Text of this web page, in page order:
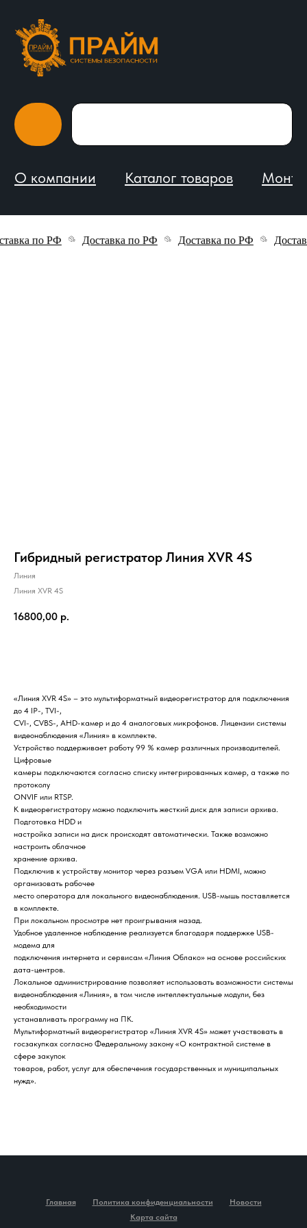
О компании
Home Catalog Favorites Cart
по РФ Доставка по РФ Доставка по РФ
Гибридный регистратор Линия XVR 4S
Линия
Линия XVR 4S
16800,00 р.
«Линия XVR 4S» – это мультиформатный видеорегистратор для подключения
до 4 IP-, TVI-,
CVI-, CVBS-, AHD-камер и до 4 аналоговых микрофонов. Лицензии системы
видеонаблюдения «Линия» в комплекте.
Устройство поддерживает работу 99 % камер различных производителей.
Цифровые
камеры подключаются согласно списку интегрированных камер, а также по
протоколу
ONVIF или RTSP.
К видеорегистратору можно подключить жесткий диск для записи архива.
Подготовка HDD и
настройка записи на диск происходят автоматически. Также возможно
настроить облачное
хранение архива.
Подключив к устройству монитор через разъем VGA или HDMI, можно
организовать рабочее
место оператора для локального видеонаблюдения. USB-мышь поставляется
в комплекте.
При локальном просмотре нет проигрывания назад.
Удобное удаленное наблюдение реализуется благодаря поддержке USB-
модема для
подключения интернета и сервисам «Линия Облако» на основе российских
дата-центров.
Локальное администрирование позволяет использовать возможности системы
видеонаблюдения «Линия», в том числе интеллектуальные модули, без
необходимости
устанавливать программу на ПК.
Мультиформатный видеорегистратор «Линия XVR 4S» может участвовать в
госзакупках согласно Федеральному закону «О контрактной системе в
сфере закупок
товаров, работ, услуг для обеспечения государственных и муниципальных
нужд».
Главная Политика конфиденциальности
Новости
Карта сайта